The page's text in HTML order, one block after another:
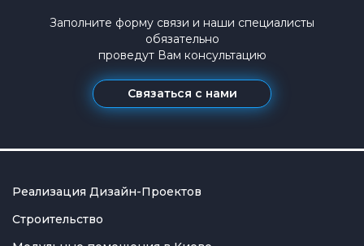
Заполните форму связи и наши специалисты
обязательно
проведут Вам консультацию
Связаться с нами
Реализация Дизайн-Проектов
Строительство